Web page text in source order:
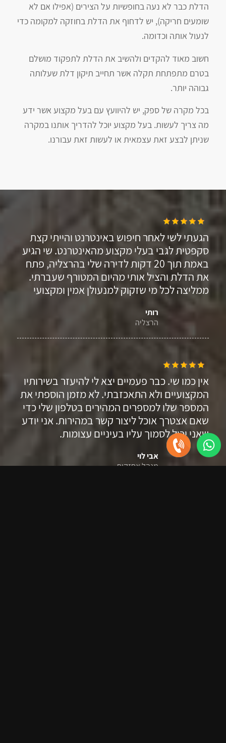
הדלת כבר לא נעה בחופשיות על הצירים (אפילו אם לא
שומעים חריקה), יש לדחוף את הדלת בחוזקה למקומה כדי
לנעול אותה וכדומה.
חשוב מאוד להקדים ולהשיב את הדלת לתפקוד מושלם
בטרם מתפתחת תקלה אשר תחייב תיקון דלת שעלותה
גבוהה יותר.
בכל מקרה של ספק, יש להיוועץ עם בעל מקצוע אשר ידע
מה צריך לעשות. בעל מקצוע יוכל להדריך אותנו במקרה
שניתן לבצע זאת עצמאית או לעשות זאת עבורנו.
הגעתי לשי לאחר חיפוש באינטרנט והייתי קצת
סקפטית לגבי בעלי מקצוע מהאינטרנט. שי הגיע
באמת תוך 20 דקות לדירה שלי בהרצליה, פתח
את הדלת והציל אותי מהיום המטורף שעברתי.
ממליצה לכל מי שזקוק למנעולן אמין ומקצועי
רותי
הרצליה
אין כמו שי. כבר פעמיים יצא לי להיעזר בשירותיו
המקצועיים ולא התאכזבתי. לא מזמן הוספתי את
המספר שלו למספרים המהירים בטלפון שלי כדי
שאם אצטרך אוכל ליצור קשר במהירות. אני יודע
שאני יכול לסמוך עליו בעיניים עצומות.
אבי לוי
מנהל אחזקות